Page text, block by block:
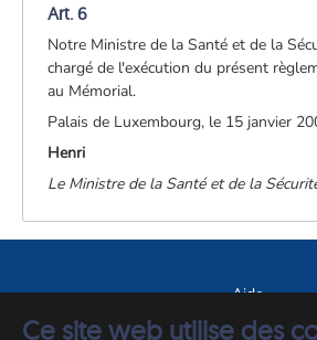
Ce site web utilise des
Art. 6
Notre Ministre de la Santé et de la
chargé de l'exécution du présent
au Mémorial.
Palais de Luxembourg, le 15 janvier
Henri
Le Ministre de la Santé et de la
Aide
A propos du site